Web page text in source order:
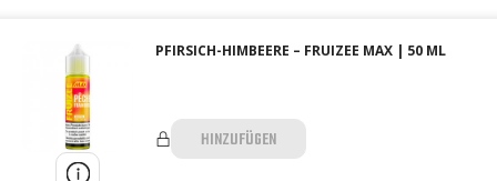
PFIRSICH-HIMBEERE – FRUIZEE MAX | 50 ML
HINZUFÜGEN